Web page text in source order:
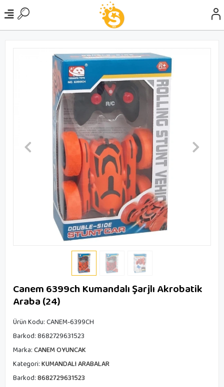
Canem 6399ch Kumandalı Şarjlı Akrobatik
Araba (24)
Ürün Kodu:CANEM-6399CH
Barkod:8682729631523
Marka:CANEM OYUNCAK
Kategori:KUMANDALI ARABALAR
Barkod:8682729631523